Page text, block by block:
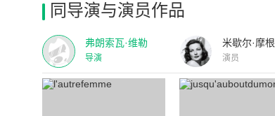
同导演与演员作品
弗朗索瓦·维勒
导演
米歇尔·摩根
演员